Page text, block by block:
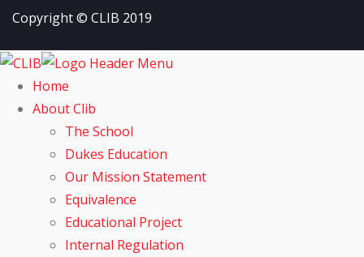
Copyright © CLIB 2019
Home
About Clib
The School
Dukes Education
Our Mission Statement
Equivalence
Educational Project
Internal Regulation